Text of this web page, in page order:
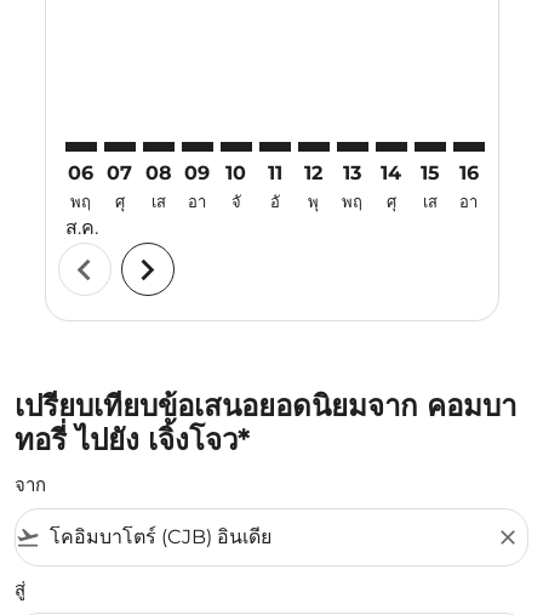
06
พฤ
ส.ค.
07
ศุ
08
เส
09
อา
10
จั
11
อั
12
พุ
13
พฤ
14
ศุ
15
เส
16
อา
chevron_left chevron_right
เปรียบเทียบข้อเสนอยอดนิยมจาก คอมบา
ทอรี่ ไปยัง เจิ้งโจว*
จาก
flight_takeoff close
สู่